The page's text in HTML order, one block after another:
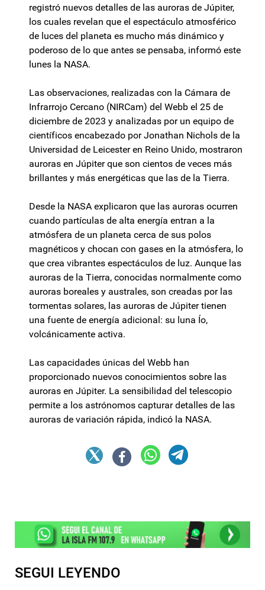
registró nuevos detalles de las auroras de Júpiter,
los cuales revelan que el espectáculo atmosférico
de luces del planeta es mucho más dinámico y
poderoso de lo que antes se pensaba, informó este
lunes la NASA.
Las observaciones, realizadas con la Cámara de
Infrarrojo Cercano (NIRCam) del Webb el 25 de
diciembre de 2023 y analizadas por un equipo de
científicos encabezado por Jonathan Nichols de la
Universidad de Leicester en Reino Unido, mostraron
auroras en Júpiter que son cientos de veces más
brillantes y más energéticas que las de la Tierra.
Desde la NASA explicaron que las auroras ocurren
cuando partículas de alta energía entran a la
atmósfera de un planeta cerca de sus polos
magnéticos y chocan con gases en la atmósfera, lo
que crea vibrantes espectáculos de luz. Aunque las
auroras de la Tierra, conocidas normalmente como
auroras boreales y australes, son creadas por las
tormentas solares, las auroras de Júpiter tienen
una fuente de energía adicional: su luna Ío,
volcánicamente activa.
Las capacidades únicas del Webb han
proporcionado nuevos conocimientos sobre las
auroras en Júpiter. La sensibilidad del telescopio
permite a los astrónomos capturar detalles de las
auroras de variación rápida, indicó la NASA.
SEGUI LEYENDO